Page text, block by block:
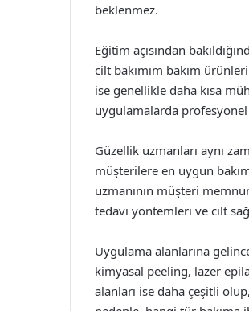
beklenmez.
Eğitim açısından
cilt bakımım bakım
ise genellikle daha kısa
uygulamalarda
Güzellik uzmanları aynı
müşterilere en uygun
uzmanının müşteri
tedavi yöntemleri ve cilt
Uygulama alanlarına
kimyasal peeling, lazer
alanları ise daha çeşitli